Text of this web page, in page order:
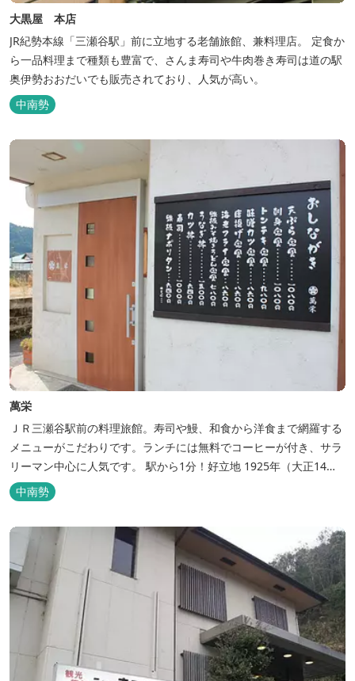
大黒屋 本店
JR紀勢本線「三瀬谷駅」前に立地する老舗旅館、兼料理店。 定食か
ら一品料理まで種類も豊富で、さんま寿司や牛肉巻き寿司は道の駅
奥伊勢おおだいでも販売されており、人気が高い。
中南勢
萬栄
ＪＲ三瀬谷駅前の料理旅館。寿司や鰻、和食から洋食まで網羅する
メニューがこだわりです。ランチには無料でコーヒーが付き、サラ
リーマン中心に人気です。 駅から1分！好立地 1925年（大正14
年）に開業した歴史ある旅館。JR三瀬谷駅から徒歩一分と好立地の
場所にあり、大変便利です。 部屋数は11室、大広間が2部屋。少人
品数...
中南勢